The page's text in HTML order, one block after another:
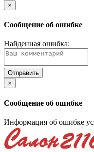
×
Сообщение об ошибке
Найденная ошибка:
×
Сообщение об ошибке
Информация об ошибке